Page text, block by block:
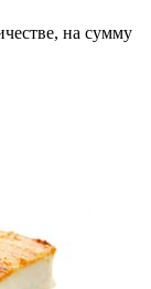
на сумму